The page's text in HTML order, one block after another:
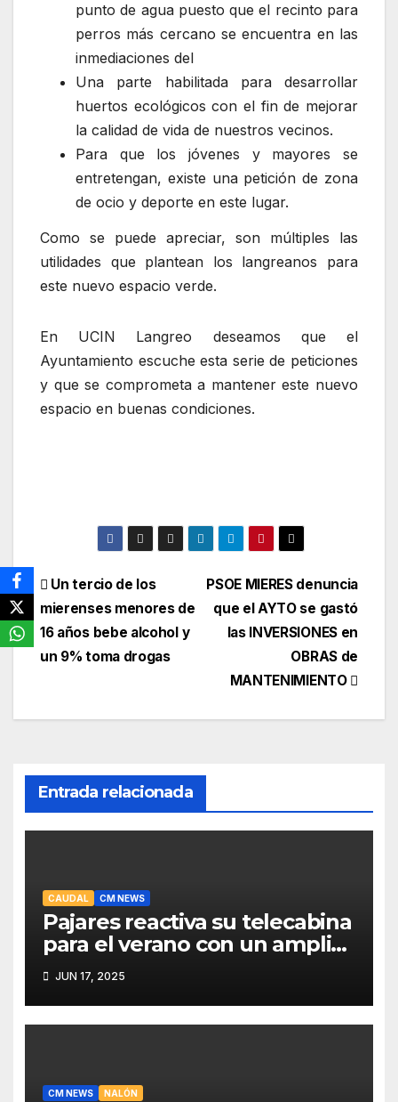
punto de agua puesto que el recinto para
perros más cercano se encuentra en las
inmediaciones del
Una parte habilitada para desarrollar
huertos ecológicos con el fin de mejorar
la calidad de vida de nuestros vecinos.
Para que los jóvenes y mayores se
entretengan, existe una petición de zona
de ocio y deporte en este lugar.
Como se puede apreciar, son múltiples las
utilidades que plantean los langreanos para
este nuevo espacio verde.
En UCIN Langreo deseamos que el
Ayuntamiento escuche esta serie de peticiones
y que se comprometa a mantener este nuevo
espacio en buenas condiciones.
Navegación
de
entradas
PSOE MIERES denuncia
que el AYTO se gastó
las INVERSIONES en
OBRAS de
MANTENIMIENTO
Un tercio de los
mierenses menores de
16 años bebe alcohol y
un 9% toma drogas
Entrada relacionada
CAUDAL CM NEWS
Pajares reactiva su telecabina
para el verano con un amplio
programa de actividades
JUN 17, 2025
CM NEWS NALÓN